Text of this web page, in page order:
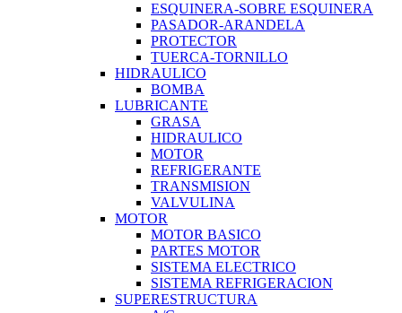
ESQUINERA-SOBRE ESQUINERA
PASADOR-ARANDELA
PROTECTOR
TUERCA-TORNILLO
HIDRAULICO
BOMBA
LUBRICANTE
GRASA
HIDRAULICO
MOTOR
REFRIGERANTE
TRANSMISION
VALVULINA
MOTOR
MOTOR BASICO
PARTES MOTOR
SISTEMA ELECTRICO
SISTEMA REFRIGERACION
SUPERESTRUCTURA